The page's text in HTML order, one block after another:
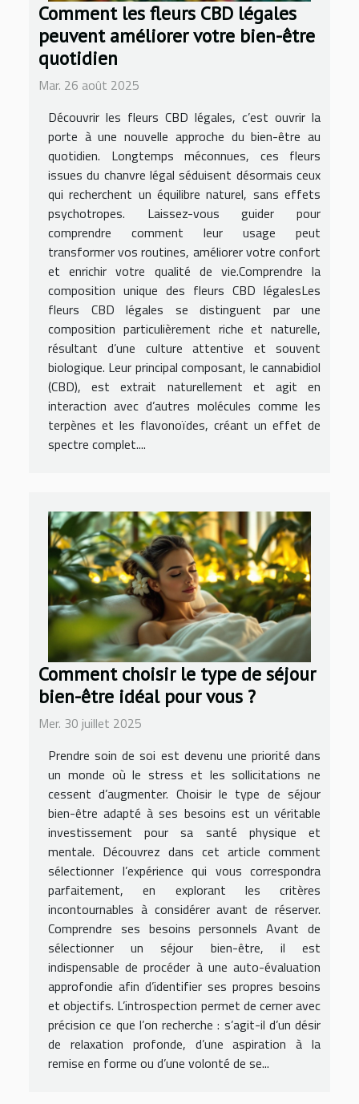
Comment les fleurs CBD légales
peuvent améliorer votre bien-être
quotidien
Mar. 26 août 2025
Découvrir les fleurs CBD légales, c’est ouvrir la
porte à une nouvelle approche du bien-être au
quotidien. Longtemps méconnues, ces fleurs
issues du chanvre légal séduisent désormais ceux
qui recherchent un équilibre naturel, sans effets
psychotropes. Laissez-vous guider pour
comprendre comment leur usage peut
transformer vos routines, améliorer votre confort
et enrichir votre qualité de vie.Comprendre la
composition unique des fleurs CBD légalesLes
fleurs CBD légales se distinguent par une
composition particulièrement riche et naturelle,
résultant d’une culture attentive et souvent
biologique. Leur principal composant, le cannabidiol
(CBD), est extrait naturellement et agit en
interaction avec d’autres molécules comme les
terpènes et les flavonoïdes, créant un effet de
spectre complet....
Comment choisir le type de séjour
bien-être idéal pour vous ?
Mer. 30 juillet 2025
Prendre soin de soi est devenu une priorité dans
un monde où le stress et les sollicitations ne
cessent d’augmenter. Choisir le type de séjour
bien-être adapté à ses besoins est un véritable
investissement pour sa santé physique et
mentale. Découvrez dans cet article comment
sélectionner l’expérience qui vous correspondra
parfaitement, en explorant les critères
incontournables à considérer avant de réserver.
Comprendre ses besoins personnels Avant de
sélectionner un séjour bien-être, il est
indispensable de procéder à une auto-évaluation
approfondie afin d’identifier ses propres besoins
et objectifs. L’introspection permet de cerner avec
précision ce que l’on recherche : s’agit-il d’un désir
de relaxation profonde, d’une aspiration à la
remise en forme ou d’une volonté de se...